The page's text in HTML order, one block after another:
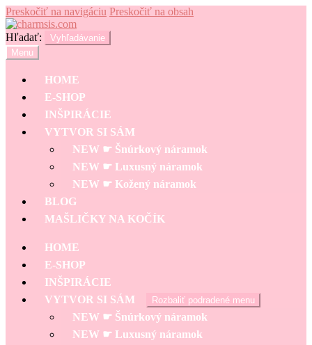
Preskočiť na navigáciu Preskočiť na obsah
Hľadať:
Vyhľadávanie
Menu
HOME
E-SHOP
INŠPIRÁCIE
VYTVOR SI SÁM
NEW ☛ Šnúrkový náramok
NEW ☛ Luxusný náramok
NEW ☛ Kožený náramok
BLOG
MAŠLIČKY NA KOČÍK
HOME
E-SHOP
INŠPIRÁCIE
VYTVOR SI SÁM
Rozbaliť podradené menu
NEW ☛ Šnúrkový náramok
NEW ☛ Luxusný náramok